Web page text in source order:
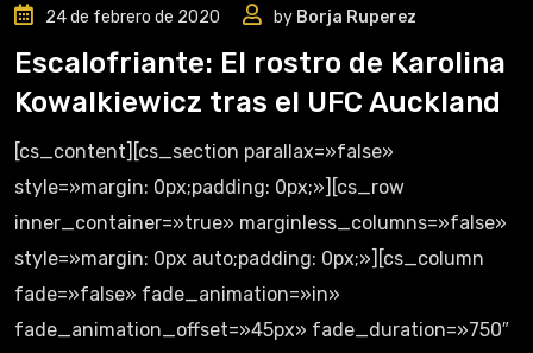
24 de febrero de 2020 by Borja Ruperez
Escalofriante: El rostro de Karolina
Kowalkiewicz tras el UFC Auckland
[cs_content][cs_section parallax=»false»
style=»margin: 0px;padding: 0px;»][cs_row
inner_container=»true» marginless_columns=»false»
style=»margin: 0px auto;padding: 0px;»][cs_column
fade=»false» fade_animation=»in»
fade_animation_offset=»45px» fade_duration=»750″